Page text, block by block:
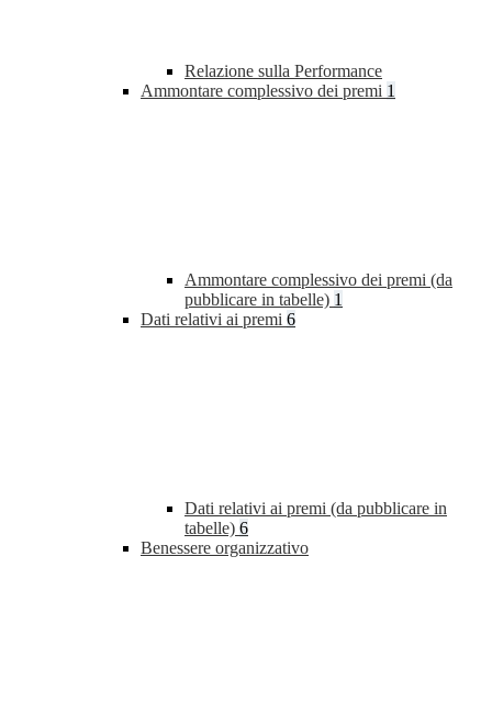
Relazione sulla Performance
Ammontare complessivo dei premi 1
Ammontare complessivo dei premi (da
pubblicare in tabelle) 1
Dati relativi ai premi 6
Dati relativi ai premi (da pubblicare in
tabelle) 6
Benessere organizzativo